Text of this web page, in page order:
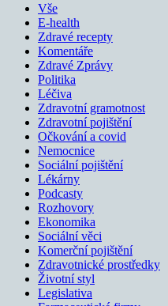
Vše
E-health
Zdravé recepty
Komentáře
Zdravé Zprávy
Politika
Léčiva
Zdravotní gramotnost
Zdravotní pojištění
Očkování a covid
Nemocnice
Sociální pojištění
Lékárny
Podcasty
Rozhovory
Ekonomika
Sociální věci
Komerční pojištění
Zdravotnické prostředky
Životní styl
Legislativa